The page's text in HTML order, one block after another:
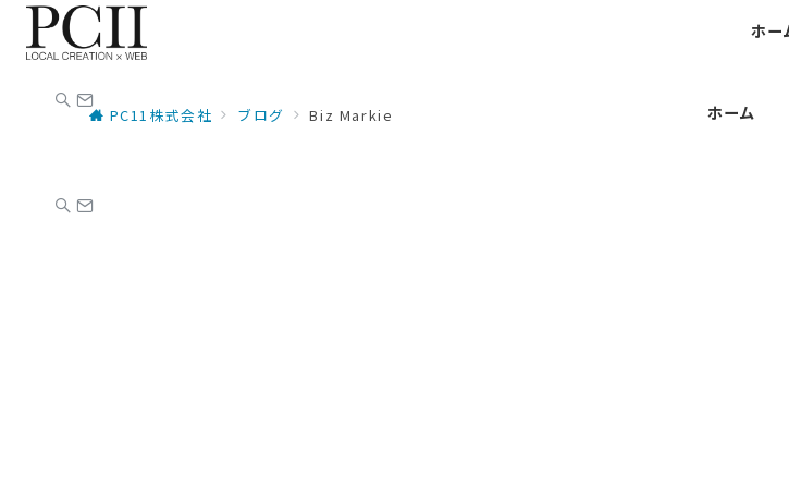
ホーム
ホー
PC11株式会社 ブログ Biz Markie